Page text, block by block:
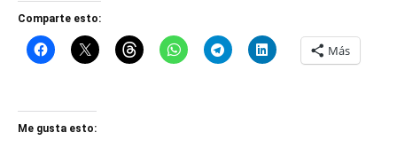
Comparte esto:
Más
Me gusta esto: